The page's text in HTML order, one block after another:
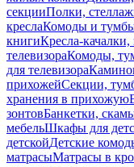
секцииПолки,
креслаКомоды и
книгиКресла-
телевизораКомоды,
для телевизора
прихожейСекции,
хранения в прихожую
зонтовБанкетки,
мебельШкафы для
детскойДетские
матрасыМатрасы в